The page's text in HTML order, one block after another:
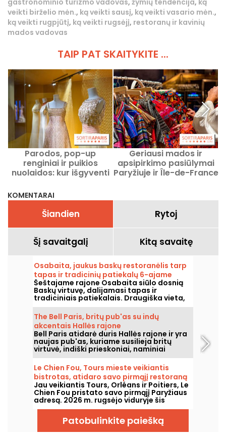
gastronominio turizmo vadovas, žymių tendencija, ką
veikti birželio mėn., ką veikti sausį, ką veikti vasario mėn.,
ką veikti rugpjūtį, ką veikti rugsėjį, restoranų ir kavinių
mados vadovas
TAIP PAT SKAITYKITE ...
Parodos, pop-up
renginiai ir puikios
nuolaidos: kur išgyventi
Franso regione 2026 m.
rugpjūtį?
Geriausi mados ir
apsipirkimo pasiūlymai
Paryžiuje ir Île-de-France
KOMENTARAI
Šiandien Rytoj
Šį savaitgalį Kitą savaitę
Osabaita, jaukus baskų restoranėlis tarp
tapas ir tradicinių patiekalų 6-ajame
rajone.
Šeštajame rajone Osabaita siūlo dosnią
Baskų virtuvę, dalijamasi tapas ir
tradiciniais patiekalais. Draugiška vieta,
ištikima Pietvakarių Vakarų regiono
gaminiams ir vertybėms.
The Bell Paris, britų pub'as su indų
akcentais Hallės rajone
Bell Paris atidarė duris Hallės rajone ir yra
naujas pub'as, kuriame susilieja britų
virtuvė, indiški prieskoniai, naminiai
kokteiliai ir rankų darbo alūs, o interjerą
kūrė dizaineris Jim Hamilton.
Le Chien Fou, Tours mieste veikiantis
bistrotas, atidaro savo pirmąjį restoraną
Paryžiuje
Jau veikiantis Tours, Orléans ir Poitiers, Le
Chien Fou pristato savo pirmąjį Paryžiaus
adresą. 2026 m. rugsėjo viduryje šis
bištrotas, garsėjantis namų gamybos
virtuve, dalijimosi patiekalais ir vynų rūsiu,
atvers duris Rue Feydeau gatvėje
Paryžiaus antrajame rajone.
Patobulinkite paiešką